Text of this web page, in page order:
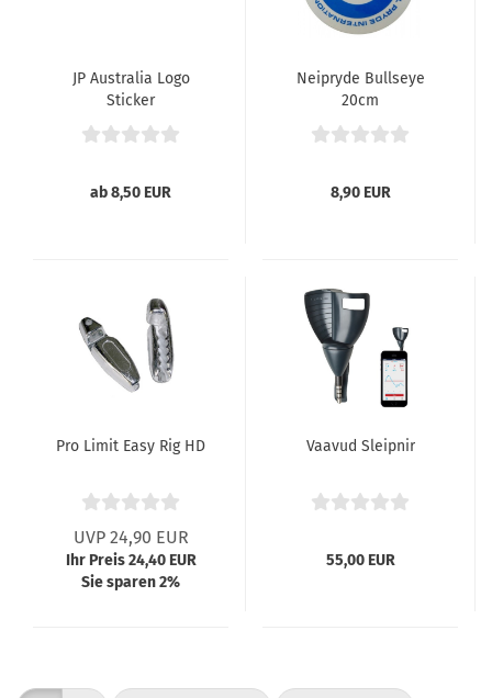
JP Australia Logo
Sticker
ab 8,50 EUR
Neipryde Bullseye
20cm
8,90 EUR
Pro Limit Easy Rig HD
UVP 24,90 EUR
Ihr Preis 24,40 EUR
Sie sparen 2%
Vaavud Sleipnir
55,00 EUR